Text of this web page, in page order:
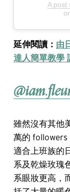
A post
延伸閱讀： 由
達人簡單教學
雖然沒有其他
萬的 followers
適合上班族的
系及乾燥玫瑰
系眼妝更高，